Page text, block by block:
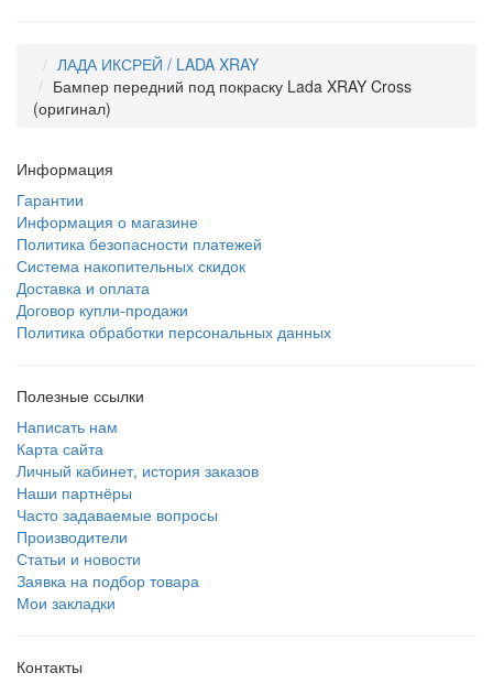
ЛАДА ИКСРЕЙ / LADA XRAY
Бампер передний под покраску Lada XRAY Cross
(оригинал)
Информация
Гарантии
Информация о магазине
Политика безопасности платежей
Система накопительных скидок
Доставка и оплата
Договор купли-продажи
Политика обработки персональных данных
Полезные ссылки
Написать нам
Карта сайта
Личный кабинет, история заказов
Наши партнёры
Часто задаваемые вопросы
Производители
Статьи и новости
Заявка на подбор товара
Мои закладки
Контакты